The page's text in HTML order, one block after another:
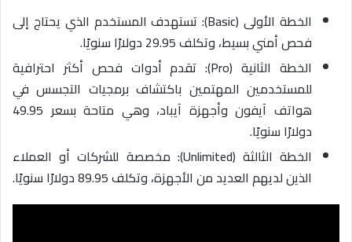
الخطة الأولى (Basic): تستهدف المستخدم الذي يحتاج إلى
فحص أمني بسيط، وتكلف 29.95 دولارًا سنويًا.
الخطة الثانية (Pro): تقدم أدوات فحص أكثر احترافية
للمستخدمينالمهتمين باكتشاف برمجيات التجسسفي
هواتف آيفون وأجهزة آيباد، وهي متاحة بسعر 49.95
دولارًا سنويًا.
الخطة الثالثة (Unlimited): مخصصة للشركات أو العملاء
الذين لديهم العديد من الأجهزة، وتكلف 89.95 دولارًا سنويًا.